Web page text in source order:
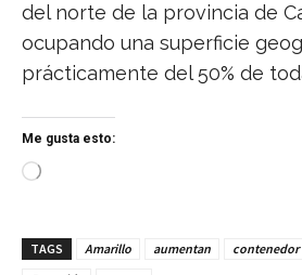
del norte de la provincia de
ocupando una superficie
prácticamente del 50% de
Me gusta esto:
C
a
TAGS Amarillo aumentan contenedor